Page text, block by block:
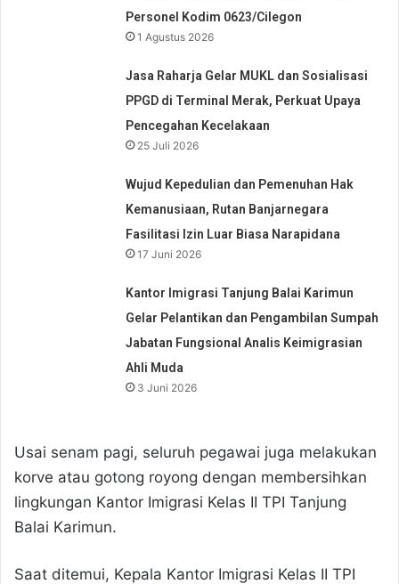
Personel Kodim 0623/Cilegon
1 Agustus 2026
Jasa Raharja Gelar MUKL dan Sosialisasi
PPGD di Terminal Merak, Perkuat Upaya
Pencegahan Kecelakaan
25 Juli 2026
Wujud Kepedulian dan Pemenuhan Hak
Kemanusiaan, Rutan Banjarnegara
Fasilitasi Izin Luar Biasa Narapidana
17 Juni 2026
Kantor Imigrasi Tanjung Balai Karimun
Gelar Pelantikan dan Pengambilan Sumpah
Jabatan Fungsional Analis Keimigrasian
Ahli Muda
3 Juni 2026
Usai senam pagi, seluruh pegawai juga melakukan
korve atau gotong royong dengan membersihkan
lingkungan Kantor Imigrasi Kelas II TPI Tanjung
Balai Karimun.
Saat ditemui, Kepala Kantor Imigrasi Kelas II TPI